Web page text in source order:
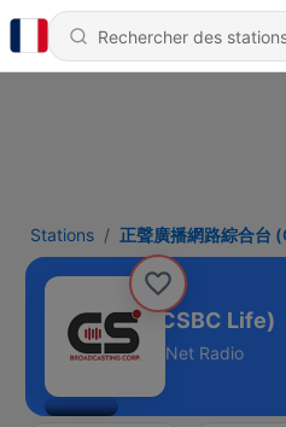
Stations 正聲廣播網路綜合台
播網路綜合台 (CSBC Life)
Net Radio